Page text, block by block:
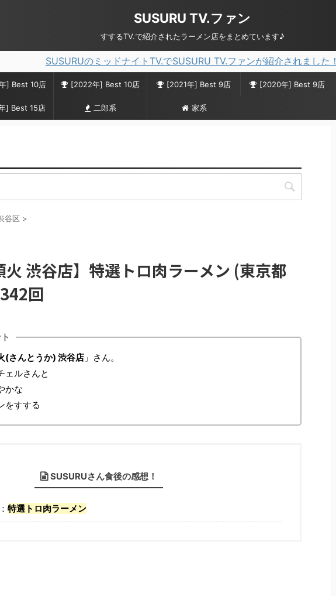
SUSURU TV.ファン
すするTV.で紹介されたラーメン店をまとめています♪
SUSURUのミッドナイトTV.でSUSURU TV.ファンが紹介されました！
] Best 10店 [2022年] Best 10店 [2021年] Best 9店 [2020年] Best 9店
] Best 15店 二郎系 家系
谷区 >
火 渋谷店】特選トロ肉ラーメン (東京都
回
(さんとうか) 渋谷店 」さん。
ェルさんと
かな
をすする
SUSURUさん食後の感想！
特選トロ肉ラーメン